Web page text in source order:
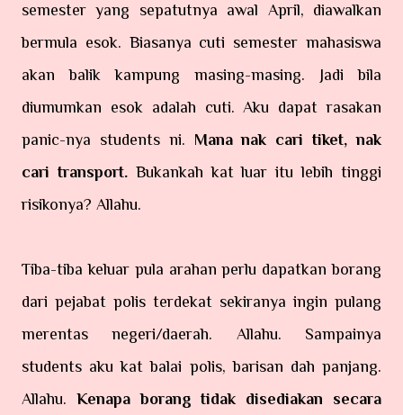
semester yang sepatutnya awal April, diawalkan
bermula esok. Biasanya cuti semester mahasiswa
akan balik kampung masing-masing. Jadi bila
diumumkan esok adalah cuti. Aku dapat rasakan
panic-nya students ni. Mana nak cari tiket, nak
cari transport.Bukankah kat luar itu lebih tinggi
risikonya? Allahu.
Tiba-tiba keluar pula arahan perlu dapatkan borang
dari pejabat polis terdekat sekiranya ingin pulang
merentas negeri/daerah. Allahu. Sampainya
students aku kat balai polis, barisan dah panjang.
Allahu. Kenapa borang tidak disediakan secara